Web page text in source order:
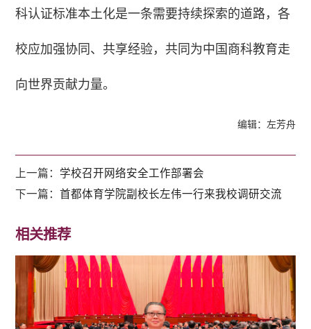
科认证标准本土化是一条需要持续探索的道路，各
校应加强协同、共享经验，共同为中国商科教育走
向世界贡献力量。
编辑：左芳舟
上一篇： 学校召开网络安全工作部署会
下一篇：首都体育学院副校长左伟一行来我校调研交流
相关推荐